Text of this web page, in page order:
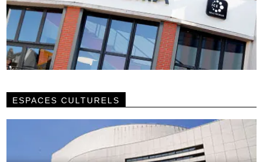
ESPACES CULTURELS